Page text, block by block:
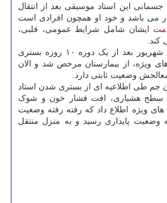
این استاد موسیقی بعد از انتقال
می باشد و خود او همچون افرادی است
ایشان شامل شرایط عمومی، قلبی،
محمدرضا شجریان سوم شهریور بعد از یک دوره ۱۰ روزه بستری
ویژه، از بیمارستان مرخص شد و الان
وضعیت ثابتی دارد.
جم طی اطلاعیه ای از بستری شدن استاد
سطح هشیاری، افت فشار خون و شوک
ویژه اطلاع داد که رفته رفته وضعیت
پایداری رسید و به منزل منتقل